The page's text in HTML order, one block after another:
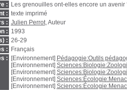
:
Les grenouilles ont-elles encore un avenir
: texte imprimé
: Julien Perrot, Auteur
: 1993
: 26-29
:
Français
:
[Environnement] Pédagogie:Outils
[Environnement]
[Environnement]
[Environnement]
[Environnement]